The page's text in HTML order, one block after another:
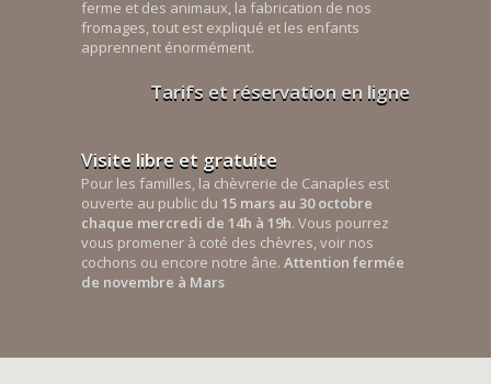
ferme et des animaux, la fabrication de nos
fromages, tout est expliqué et les enfants
apprennent énormément.
Tarifs et réservation en ligne
Visite libre et gratuite
Pour les familles, la chèvrerie de Canaples est
ouverte au public du 15 mars au 30 octobre
chaque mercredi de 14h à 19h. Vous pourrez
vous promener à coté des chèvres, voir nos
cochons ou encore notre âne. Attention fermée
de novembre à Mars